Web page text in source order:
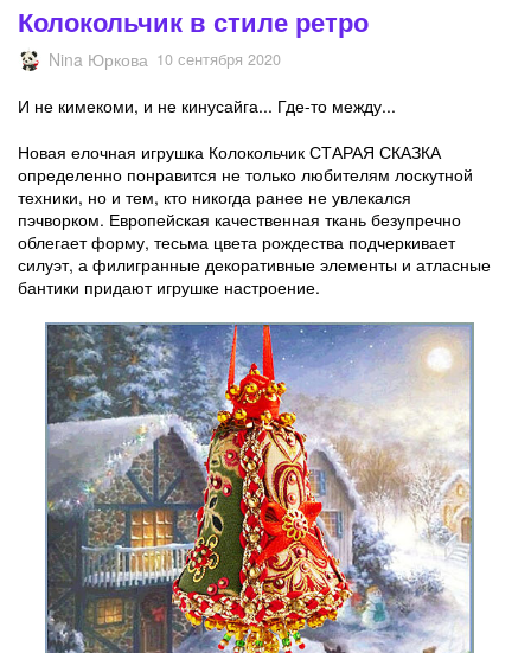
Колокольчик в стиле ретро
Nina Юркова 10 сентября 2020
И не кимекоми, и не кинусайга... Где-то между...
Новая елочная игрушка Колокольчик СТАРАЯ СКАЗКА
определенно понравится не только любителям лоскутной
техники, но и тем, кто никогда ранее не увлекался
пэчворком. Европейская качественная ткань безупречно
облегает форму, тесьма цвета рождества подчеркивает
силуэт, а филигранные декоративные элементы и атласные
бантики придают игрушке настроение.